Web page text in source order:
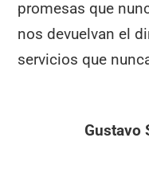
promesas que
nos devuelvan el
servicios que
Gustavo